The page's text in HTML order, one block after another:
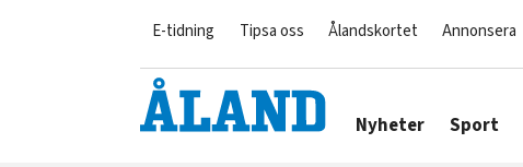
E-tidning Tipsa oss Ålandskortet Annonsera
Nyheter Sport